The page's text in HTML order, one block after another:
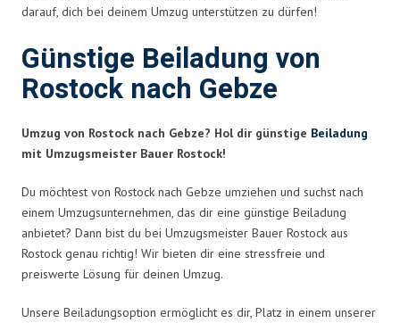
darauf, dich bei deinem Umzug unterstützen zu dürfen!
Günstige Beiladung von
Rostock nach Gebze
Umzug von Rostock nach Gebze? Hol dir günstige Beiladung
mit Umzugsmeister Bauer Rostock!
Du möchtest von Rostock nach Gebze umziehen und suchst nach
einem Umzugsunternehmen, das dir eine günstige Beiladung
anbietet? Dann bist du bei Umzugsmeister Bauer Rostock aus
Rostock genau richtig! Wir bieten dir eine stressfreie und
preiswerte Lösung für deinen Umzug.
Unsere Beiladungsoption ermöglicht es dir, Platz in einem unserer